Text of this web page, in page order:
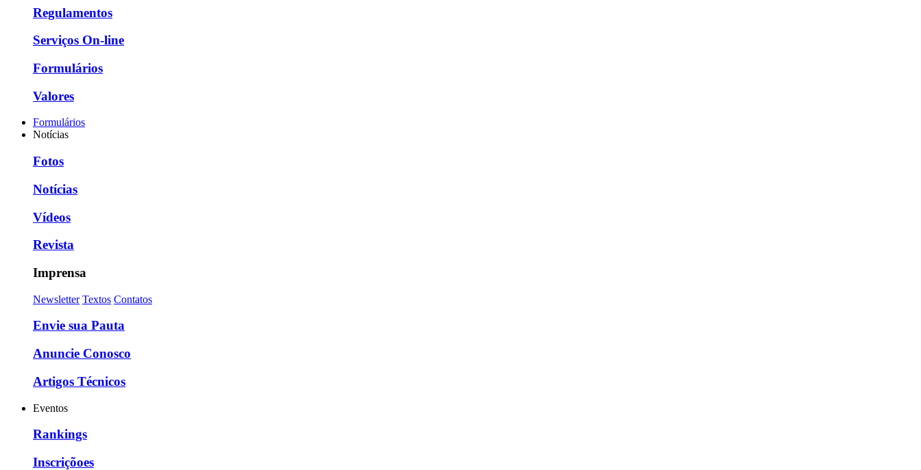
Regulamentos
Serviços On-line
Formulários
Valores
Formulários
Notícias
Fotos
Notícias
Vídeos
Revista
Imprensa
Newsletter Textos Contatos
Envie sua Pauta
Anuncie Conosco
Artigos Técnicos
Eventos
Rankings
Inscriçõoes